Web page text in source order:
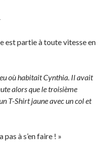
est partie à toute vitesse en
où habitait Cynthia. Il avait
alors que le troisième
T-Shirt jaune avec un col et
pas à s’en faire ! »